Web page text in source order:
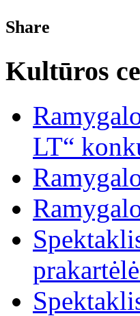
Share
Kultūros
LT“